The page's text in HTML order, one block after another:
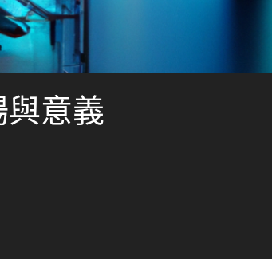
與意義